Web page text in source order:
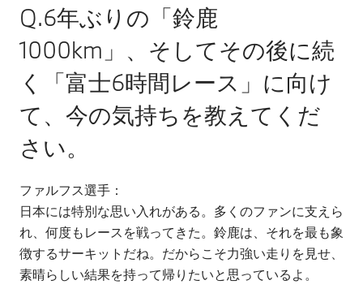
Q.6年ぶりの「鈴鹿
1000km」、そしてその後に続
く「富士6時間レース」に向け
て、今の気持ちを教えてくだ
さい。
ファルフス選手：
日本には特別な思い入れがある。多くのファンに支えら
れ、何度もレースを戦ってきた。鈴鹿は、それを最も象
徴するサーキットだね。だからこそ力強い走りを見せ、
素晴らしい結果を持って帰りたいと思っているよ。